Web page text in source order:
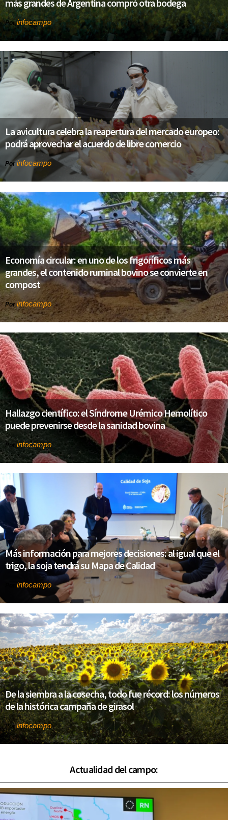
más grandes de Argentina compró otra bodega
Porinfocampo
La avicultura celebra la reapertura del mercado europeo:
podrá aprovechar el acuerdo de libre comercio
Por infocampo
Economía circular: en uno de los frigoríficos más
grandes, el contenido ruminal bovino se convierte en
compost
Porinfocampo
Hallazgo científico: el Síndrome Urémico Hemolítico
puede prevenirse desde la sanidad bovina
Por infocampo
Más información para mejores decisiones: al igual que el
trigo, la soja tendrá su Mapa de Calidad
infocampo
De la siembra a la cosecha, todo fue récord: los números
de la histórica campaña de girasol
Porinfocampo
Actualidad del campo: